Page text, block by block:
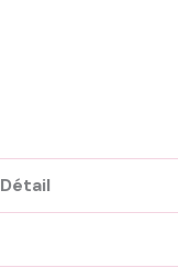
Détail